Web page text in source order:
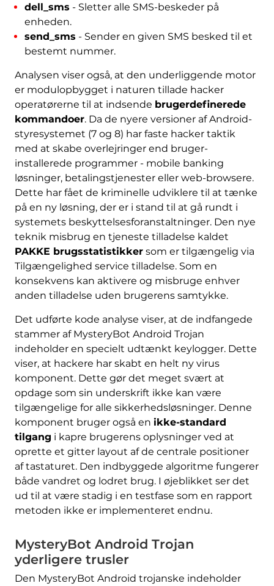
dell_sms - Sletter alle SMS-beskeder på
enheden.
send_sms - Sender en given SMS besked til et
bestemt nummer.
Analysen viser også, at den underliggende motor
er modulopbygget i naturen tillade hacker
operatørerne til at indsende brugerdefinerede
kommandoer. Da de nyere versioner af Android-
styresystemet (7 og 8) har faste hacker taktik
med at skabe overlejringer end bruger-
installerede programmer - mobile banking
løsninger, betalingstjenester eller web-browsere.
Dette har fået de kriminelle udviklere til at tænke
på en ny løsning, der er i stand til at gå rundt i
systemets beskyttelsesforanstaltninger. Den nye
teknik misbrug en tjeneste tilladelse kaldet
PAKKE brugsstatistikkersom er tilgængelig via
Tilgængelighed service tilladelse. Som en
konsekvens kan aktivere og misbruge enhver
anden tilladelse uden brugerens samtykke.
Det udførte kode analyse viser, at de indfangede
stammer af MysteryBot Android Trojan
indeholder en specielt udtænkt keylogger. Dette
viser, at hackere har skabt en helt ny virus
komponent. Dette gør det meget svært at
opdage som sin underskrift ikke kan være
tilgængelige for alle sikkerhedsløsninger. Denne
komponent bruger også en ikke-standard
tilgang i kapre brugerens oplysninger ved at
oprette et gitter layout af de centrale positioner
af tastaturet. Den indbyggede algoritme fungerer
både vandret og lodret brug. I øjeblikket ser det
ud til at være stadig i en testfase som en rapport
metoden ikke er implementeret endnu.
MysteryBot Android Trojan
yderligere trusler
Den MysteryBot Android trojanske indeholder